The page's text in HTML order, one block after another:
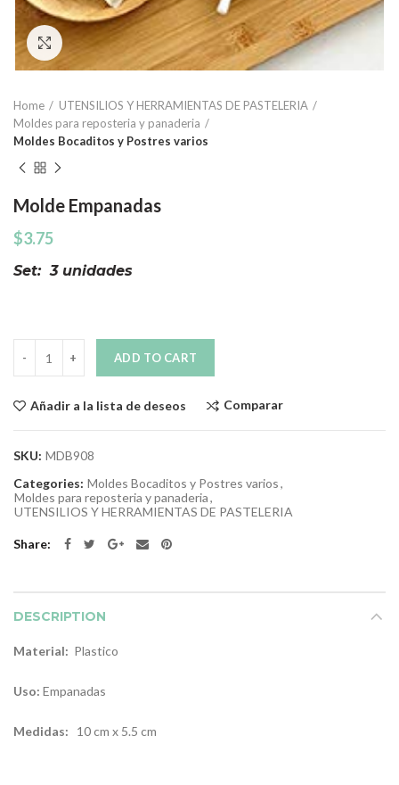
Click to enlarge
Home
UTENSILIOS Y HERRAMIENTAS DE PASTELERIA
Moldes para reposteria y panaderia
Moldes Bocaditos y Postres varios
Molde Empanadas
$3.75
Set: 3 unidades
ADD TO CART
Añadir a la lista de deseos Comparar
SKU: MDB908
Categories: Moldes Bocaditos y Postres varios,
Moldes para reposteria y panaderia,
UTENSILIOS Y HERRAMIENTAS DE PASTELERIA
Share
DESCRIPTION
Material: Plastico
Uso: Empanadas
Medidas: 10 cm x 5.5 cm